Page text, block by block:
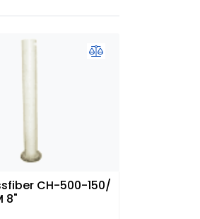
CH-500-150/
CH-600 1M 8"